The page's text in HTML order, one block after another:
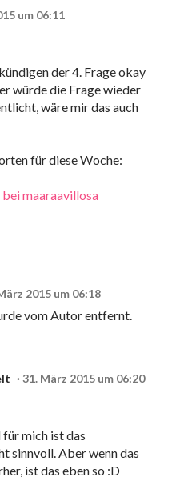
um 06:11
der 4. Frage okay
würde die Frage wieder
wäre mir das auch
für diese Woche:
bei maaraavillosa
2015 um 06:18
vom Autor entfernt.
31. März 2015 um 06:20
für mich ist das
sinnvoll. Aber wenn das
ist das eben so :D